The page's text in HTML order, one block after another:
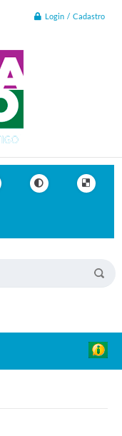
Login / Cadastro